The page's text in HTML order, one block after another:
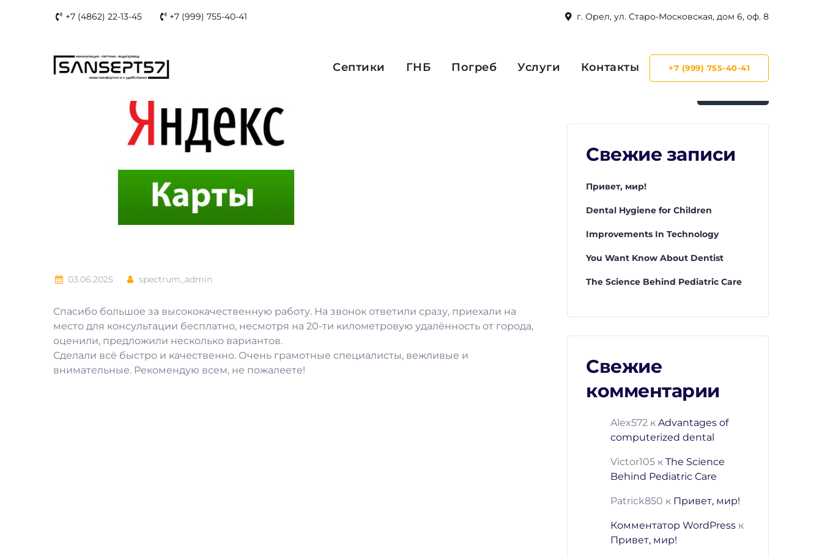
+7 (4862) 22-13-45 +7 (999) 755-40-41 г. Орел, ул. Старо-Московская, дом 6, оф. 8
Септики ГНБ Погреб Услуги Контакты +7 (999) 755-40-41
03.06.2025 spectrum_admin
Спасибо большое за высококачественную работу. На звонок ответили сразу, приехали на
место для консультации бесплатно, несмотря на 20-ти километровую удалённость от города,
оценили, предложили несколько вариантов.
Сделали всё быстро и качественно. Очень грамотные специалисты, вежливые и
внимательные. Рекомендую всем, не пожалеете!
Свежие записи
Привет, мир!
Dental Hygiene for Children
Improvements In Technology
You Want Know About Dentist
The Science Behind Pediatric Care
Свежие
комментарии
Alex572 к Advantages of
computerized dental
Victor105 к The Science
Behind Pediatric Care
Patrick850 к Привет, мир!
Комментатор WordPress к
Привет, мир!